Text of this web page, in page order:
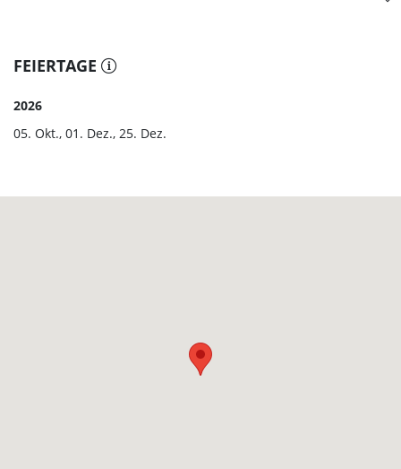
FEIERTAGE
2026
05. Okt., 01. Dez., 25. Dez.